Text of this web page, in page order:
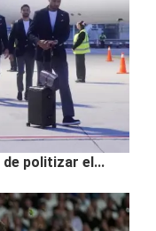
politizar el...